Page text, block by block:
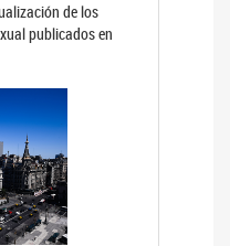
de los
publicados en